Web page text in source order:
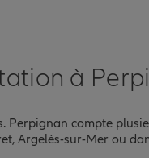
à
compte
Argelès-sur-Mer ou